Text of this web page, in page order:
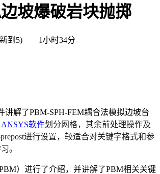
坡爆破岩块抛掷
新到5) 1小时34分
讲解了PBM-SPH-FEM耦合法模拟边坡台
ANSYS软件划分网格，其余前处理操作及
进行设置，较适合对关键字格式和参
。
）进行了介绍，并讲解了PBM相关关键